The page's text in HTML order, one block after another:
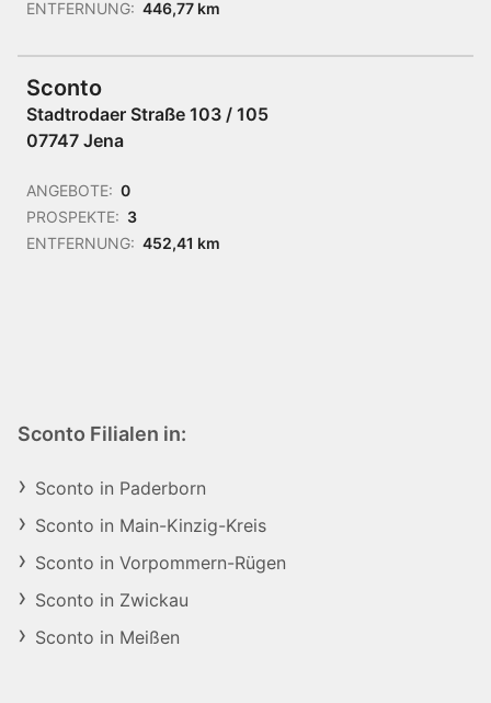
ENTFERNUNG: 446,77 km
Sconto
Stadtrodaer Straße 103 / 105
07747 Jena
ANGEBOTE: 0
PROSPEKTE: 3
ENTFERNUNG: 452,41 km
Sconto Filialen in:
Sconto in Paderborn
Sconto in Main-Kinzig-Kreis
Sconto in Vorpommern-Rügen
Sconto in Zwickau
Sconto in Meißen